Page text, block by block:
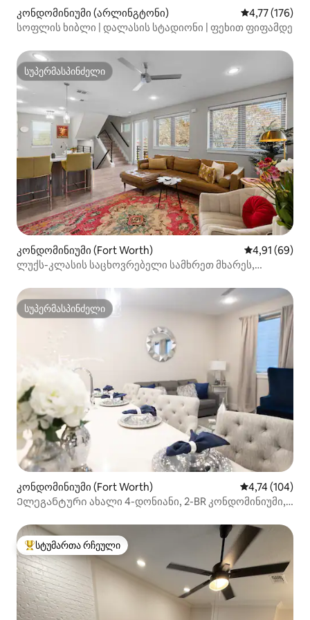
კონდომინიუმი (არლინგტონი) საშუალო
4,77 (176)
სოფლის ხიბლი | დალასის სტადიონი | ფეხით ფიფამდე
სუპერმასპინძელი
სუპერმასპინძელი
კონდომინიუმი (Fort Worth) საშუალო
4,91 (69)
ლუქს-კლასის საცხოვრებელი სამხრეთ მხარეს,
სუპერმასპინძელი
სუპერმასპინძელი
კონდომინიუმი (Fort Worth) საშუალო
4,74 (104)
Ელეგანტური ახალი 4-დონიანი, 2-BR კონდომინიუმი,
სტუმართა რჩეული მოწინავე ვარიანტი
სტუმართა რჩეული